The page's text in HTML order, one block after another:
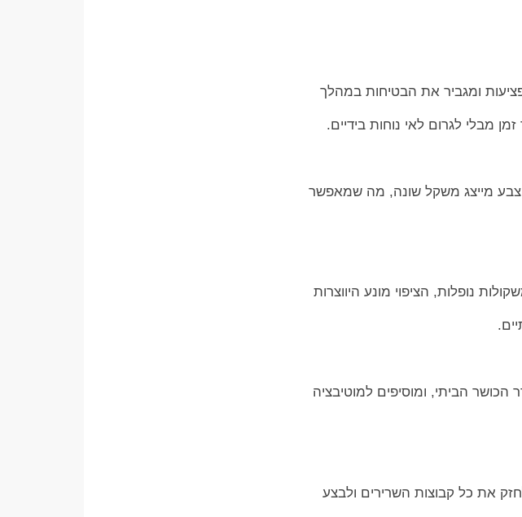
ומגביר את הבטיחות במהלך
מבלי לגרום לאי נוחות בידיים.
צבע מייצג משקל שונה, מה שמאפשר
נופלות, הציפוי מונע היווצרות
הביתי, ומוסיפים למוטיבציה
את כל קבוצות השרירים ולבצע